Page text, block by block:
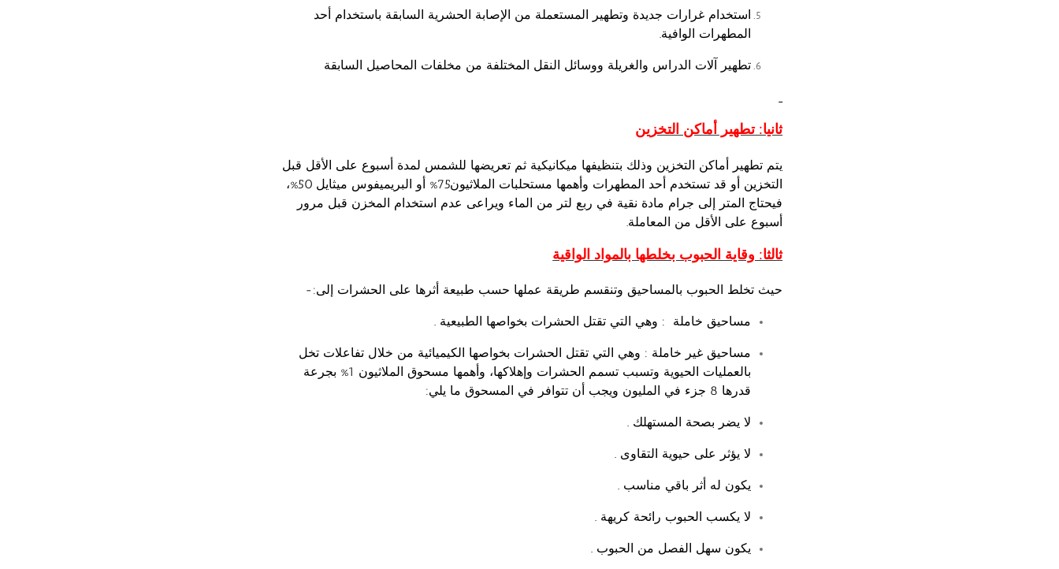
استخدام غرارات جديدة وتطهير المستعملة من الإصابة الحشرية السابقة باستخدام أحد
المطهرات الوافية.
تطهير آلات الدراس والغريلة ووسائل النقل المختلفة من مخلفات المحاصيل السابقة
ثانيا: تطهير أماكن التخزين
يتم تطهير أماكن التخزين وذلك بتنظيفها ميكانيكية ثم تعريضها للشمس لمدة أسبوع على الأقل قبل
التخزين أو قد تستخدم أحد المطهرات وأهمها مستحلبات الملاثيون75% أو البريميفوس ميثايل 50%،
فيحتاج المتر إلى جرام مادة نقية في ربع لتر من الماء ويراعى عدم استخدام المخزن قبل مرور
أسبوع على الأقل من المعاملة.
ثالثا: وقاية الحبوب بخلطها بالمواد الواقية
حيث تخلط الحبوب بالمساحيق وتنقسم طريقة عملها حسب طبيعة أثرها على الحشرات إلى:-
مساحيق خاملة : وهي التي تقتل الحشرات بخواصها الطبيعية .
مساحيق غير خاملة : وهي التي تقتل الحشرات بخواصها الكيميائية من خلال تفاعلات تخل
بالعمليات الحيوية وتسبب تسمم الحشرات وإهلاكها، وأهمها مسحوق الملاثيون 1% بجرعة
قدرها 8 جزء في المليون ويجب أن تتوافر في المسحوق ما يلي:
لا يضر بصحة المستهلك .
لا يؤثر على حيوية التقاوی .
يكون له أثر باقي مناسب .
لا يكسب الحبوب رائحة كريهة .
يكون سهل الفصل من الحبوب .